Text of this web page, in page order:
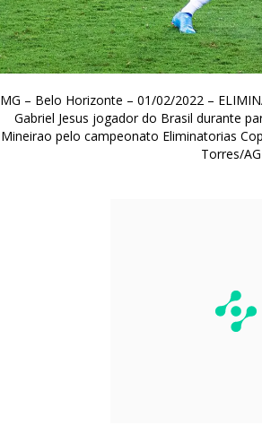
MG – Belo Horizonte – 01/02/2022 –
Gabriel Jesus jogador do Brasil durante
Mineirao pelo campeonato Eliminatorias
Torres/